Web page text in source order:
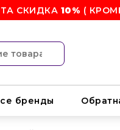
СКИДКА 10% (
бренды